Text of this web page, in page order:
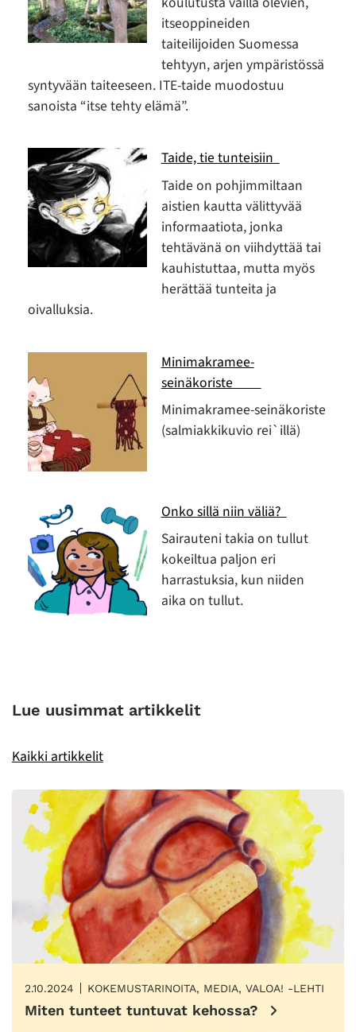
itseoppineiden
taiteilijoiden Suomessa
tehtyyn, arjen ympäristössä
syntyvään taiteeseen. ITE-taide muodostuu
sanoista “itse tehty elämä”.
Taide, tie tunteisiin
Taide on pohjimmiltaan
aistien kautta välittyvää
informaatiota, jonka
tehtävänä on viihdyttää tai
kauhistuttaa, mutta myös
herättää tunteita ja
oivalluksia.
Minimakramee-
seinäkoriste
Minimakramee-seinäkoriste
(salmiakkikuvio rei`illä)
Onko sillä niin väliä?
Sairauteni takia on tullut
kokeiltua paljon eri
harrastuksia, kun niiden
aika on tullut.
Lue uusimmat artikkelit
Kaikki artikkelit
2.10.2024 KOKEMUSTARINOITA, MEDIA, VALOA! -LEHTI
Miten tunteet tuntuvat kehossa?